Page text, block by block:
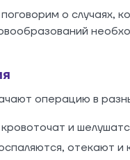
о случаях,
операцию в
и
отекают и